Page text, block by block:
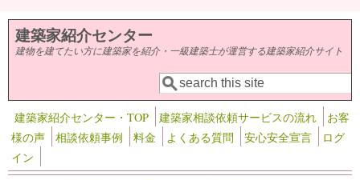
メインコンテンツに移動
建築家紹介センター
建物を建てたい方に建築家を紹介・一級建築士が運営する建築家紹介サイト
検索フォーム
検索
建築家紹介センター・TOP 建築家相談依頼サービスの流れ
お客
様の声
相談依頼事例 料金 よくある質問 安心安全宣言
ログ
イン